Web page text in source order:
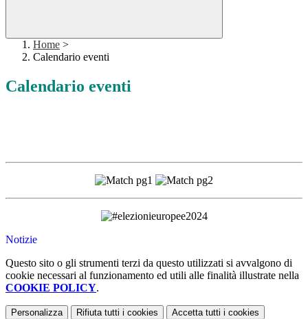
Home >
Calendario eventi
Calendario eventi
Notizie
Questo sito o gli strumenti terzi da questo utilizzati si avvalgono di
cookie necessari al funzionamento ed utili alle finalità illustrate nella
COOKIE POLICY.
Personalizza Rifiuta tutti i cookies Accetta tutti i cookies